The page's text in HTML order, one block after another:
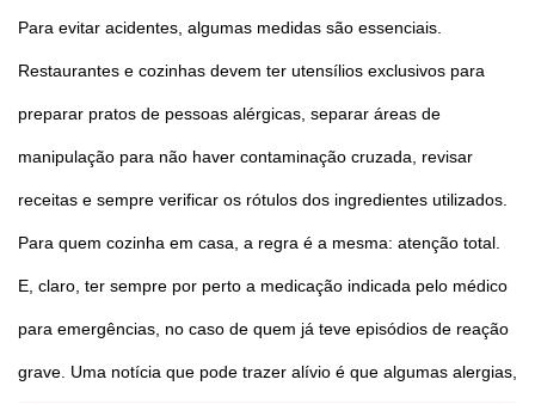
Para evitar acidentes, algumas medidas são essenciais.
Restaurantes e cozinhas devem ter utensílios exclusivos para
preparar pratos de pessoas alérgicas, separar áreas de
manipulação para não haver contaminação cruzada, revisar
receitas e sempre verificar os rótulos dos ingredientes utilizados.
Para quem cozinha em casa, a regra é a mesma: atenção total.
E, claro, ter sempre por perto a medicação indicada pelo médico
para emergências, no caso de quem já teve episódios de reação
grave. Uma notícia que pode trazer alívio é que algumas alergias,